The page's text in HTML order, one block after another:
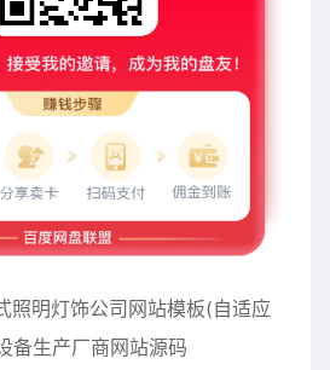
照明灯饰公司网站模板(自适应
备生产厂商网站源码